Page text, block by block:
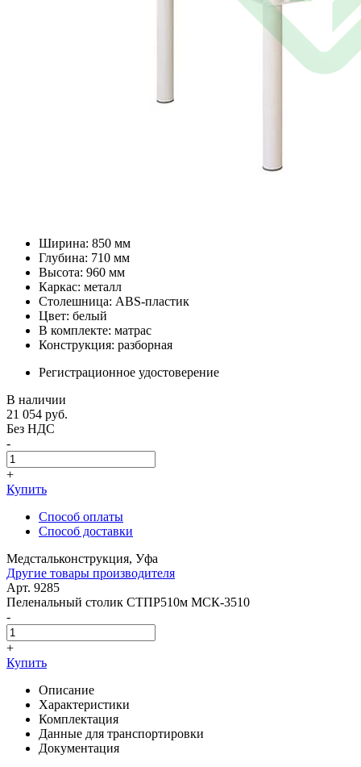
Ширина: 850 мм
Глубина: 710 мм
Высота: 960 мм
Каркас: металл
Столешница: ABS-пластик
Цвет: белый
В комплекте: матрас
Конструкция: разборная
Регистрационное удостоверение
В наличии
21 054 руб.
Без НДС
-
+
Купить
Способ оплаты
Способ доставки
Медстальконструкция, Уфа
Другие товары производителя
Арт. 9285
Пеленальный столик СТПР510м МСК-3510
-
+
Купить
Описание
Характеристики
Комплектация
Данные для транспортировки
Документация